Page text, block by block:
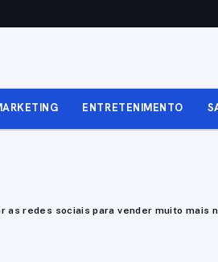
ENTRETENIMENTO
as redes sociais para vender muito mais